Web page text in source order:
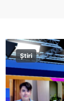
Știri